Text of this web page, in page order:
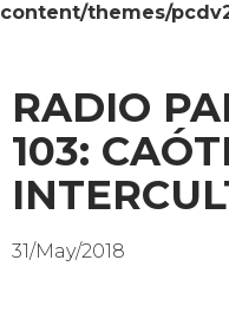
content/themes/
RADIO
103:
31/May/2018